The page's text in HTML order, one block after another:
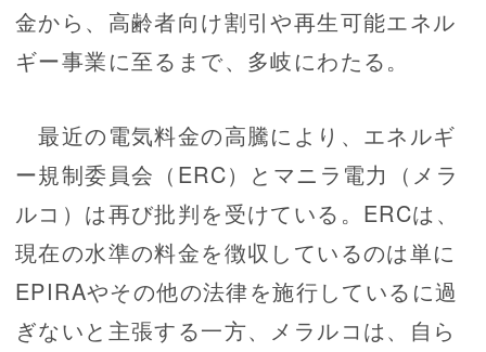
金から、高齢者向け割引や再生可能エネル
ギー事業に至るまで、多岐にわたる。
最近の電気料金の高騰により、エネルギ
ー規制委員会（ERC）とマニラ電力（メラ
ルコ）は再び批判を受けている。ERCは、
現在の水準の料金を徴収しているのは単に
EPIRAやその他の法律を施行しているに過
ぎないと主張する一方、メラルコは、自ら